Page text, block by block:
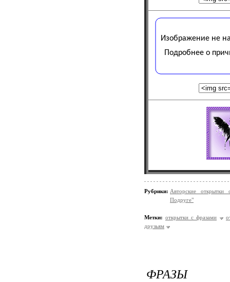
Рубрики: Авторские открытки
Подруге"
Метки: открытки с фразами
друзьям
ФРАЗЫ